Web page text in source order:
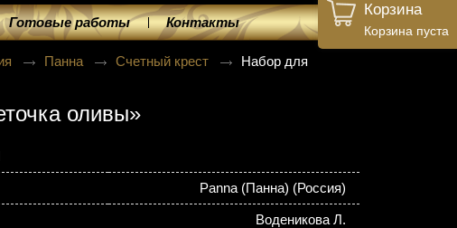
Готовые работы Контакты
Корзина
Корзина пуста
Панна Счетный крест
Набор для
оливы»
Panna (Панна) (Россия)
Воденикова Л.